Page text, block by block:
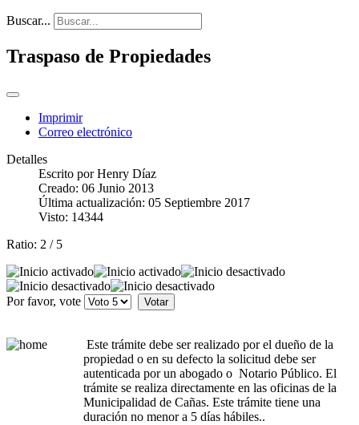
Buscar...
Traspaso de Propiedades
Imprimir
Correo electrónico
Detalles
Escrito porHenry Díaz
Creado: 06 Junio 2013
Última actualización: 05 Septiembre 2017
Visto: 14344
Ratio: 2 / 5
Por favor, vote
Este trámite debe ser realizado por el dueño de la
propiedad o en su defecto la solicitud debe ser
autenticada por un abogado o Notario Público. El
trámite se realiza directamente en las oficinas de la
Municipalidad de Cañas. Este trámite tiene una
duración no menor a 5 días hábiles..